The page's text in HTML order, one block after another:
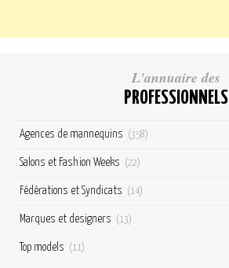
L'annuaire des
PROFESSIONNELS
Agences de mannequins (358)
Salons et Fashion Weeks (22)
Fédérations et Syndicats (14)
Marques et designers (13)
Top models (11)